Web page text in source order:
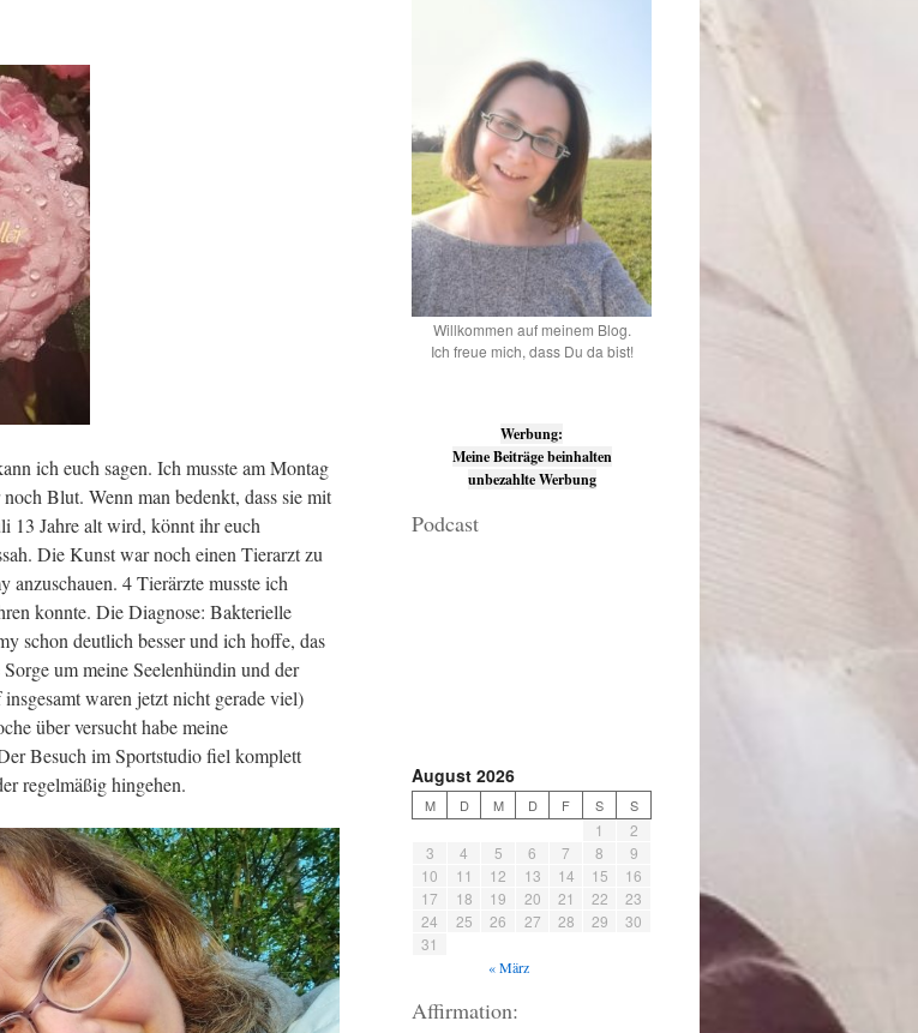
ich euch sagen. Ich musste am Montag
Blut. Wenn man bedenkt, dass sie mit
13 Jahre alt wird, könnt ihr euch
Die Kunst war noch einen Tierarzt zu
4 Tierärzte musste ich
konnte. Die Diagnose: Bakterielle
schon deutlich besser und ich hoffe, das
um meine Seelenhündin und der
waren jetzt nicht gerade viel)
über versucht habe meine
Besuch im Sportstudio fiel komplett
regelmäßig hingehen.
Willkommen auf meinem Blog.
Ich freue mich, dass Du da bist!
Werbung:
Meine Beiträge beinhalten
unbezahlte Werbung
Podcast
August 2026
M D M D F S S
1
2
3
4 5 6 7 8
9
10
11 12 13 14 15
16
17
18 19 20 21 22
23
24
25 26 27 28 29
30
31
« März
Affirmation: